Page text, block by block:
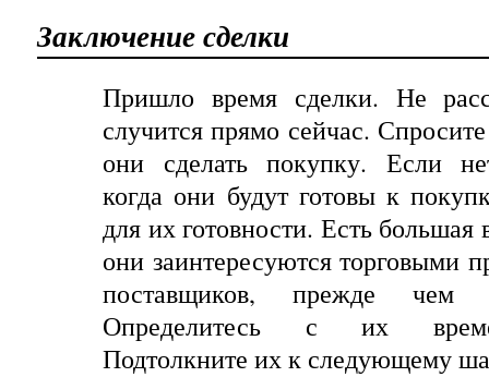
Заключение сделки
Пришло время сделки. Не
случится прямо сейчас. Спросите
они сделать покупку. Если
когда они будут готовы к
для их готовности. Есть большая
они заинтересуются торговыми
поставщиков, прежде чем
Определитесь
с их
Подтолкните их к следующему